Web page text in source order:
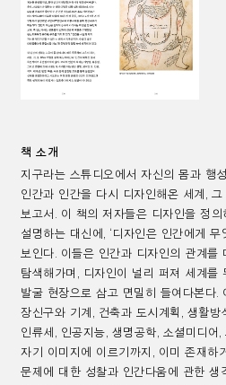
책 소개
지구라는 스튜디오에서 자신의 몸과 행성
인간과 인간을 다시 디자인해온 세계
그
보고서
이 책의 저자들은 디자인을 정
설명하는 대신에
, ‘ 디자인은 인간에게 무
보인다
이들은 인간과 디자인의 관계를
탐색해가며
디자인이 널리 퍼져 세계를
발굴 현장으로 삼고 면밀히 들여다본다
장신구와 기계
건축과 도시계획 생활방
인류세
인공지능 생명공학 소셜미디어 ,
자기 이미지에 이르기까지
이미 존재하
문제에 대한 성찰과 인간다움에 관한 생